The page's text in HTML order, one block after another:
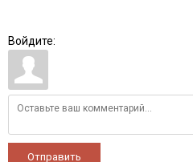
Войдите:
Отправить